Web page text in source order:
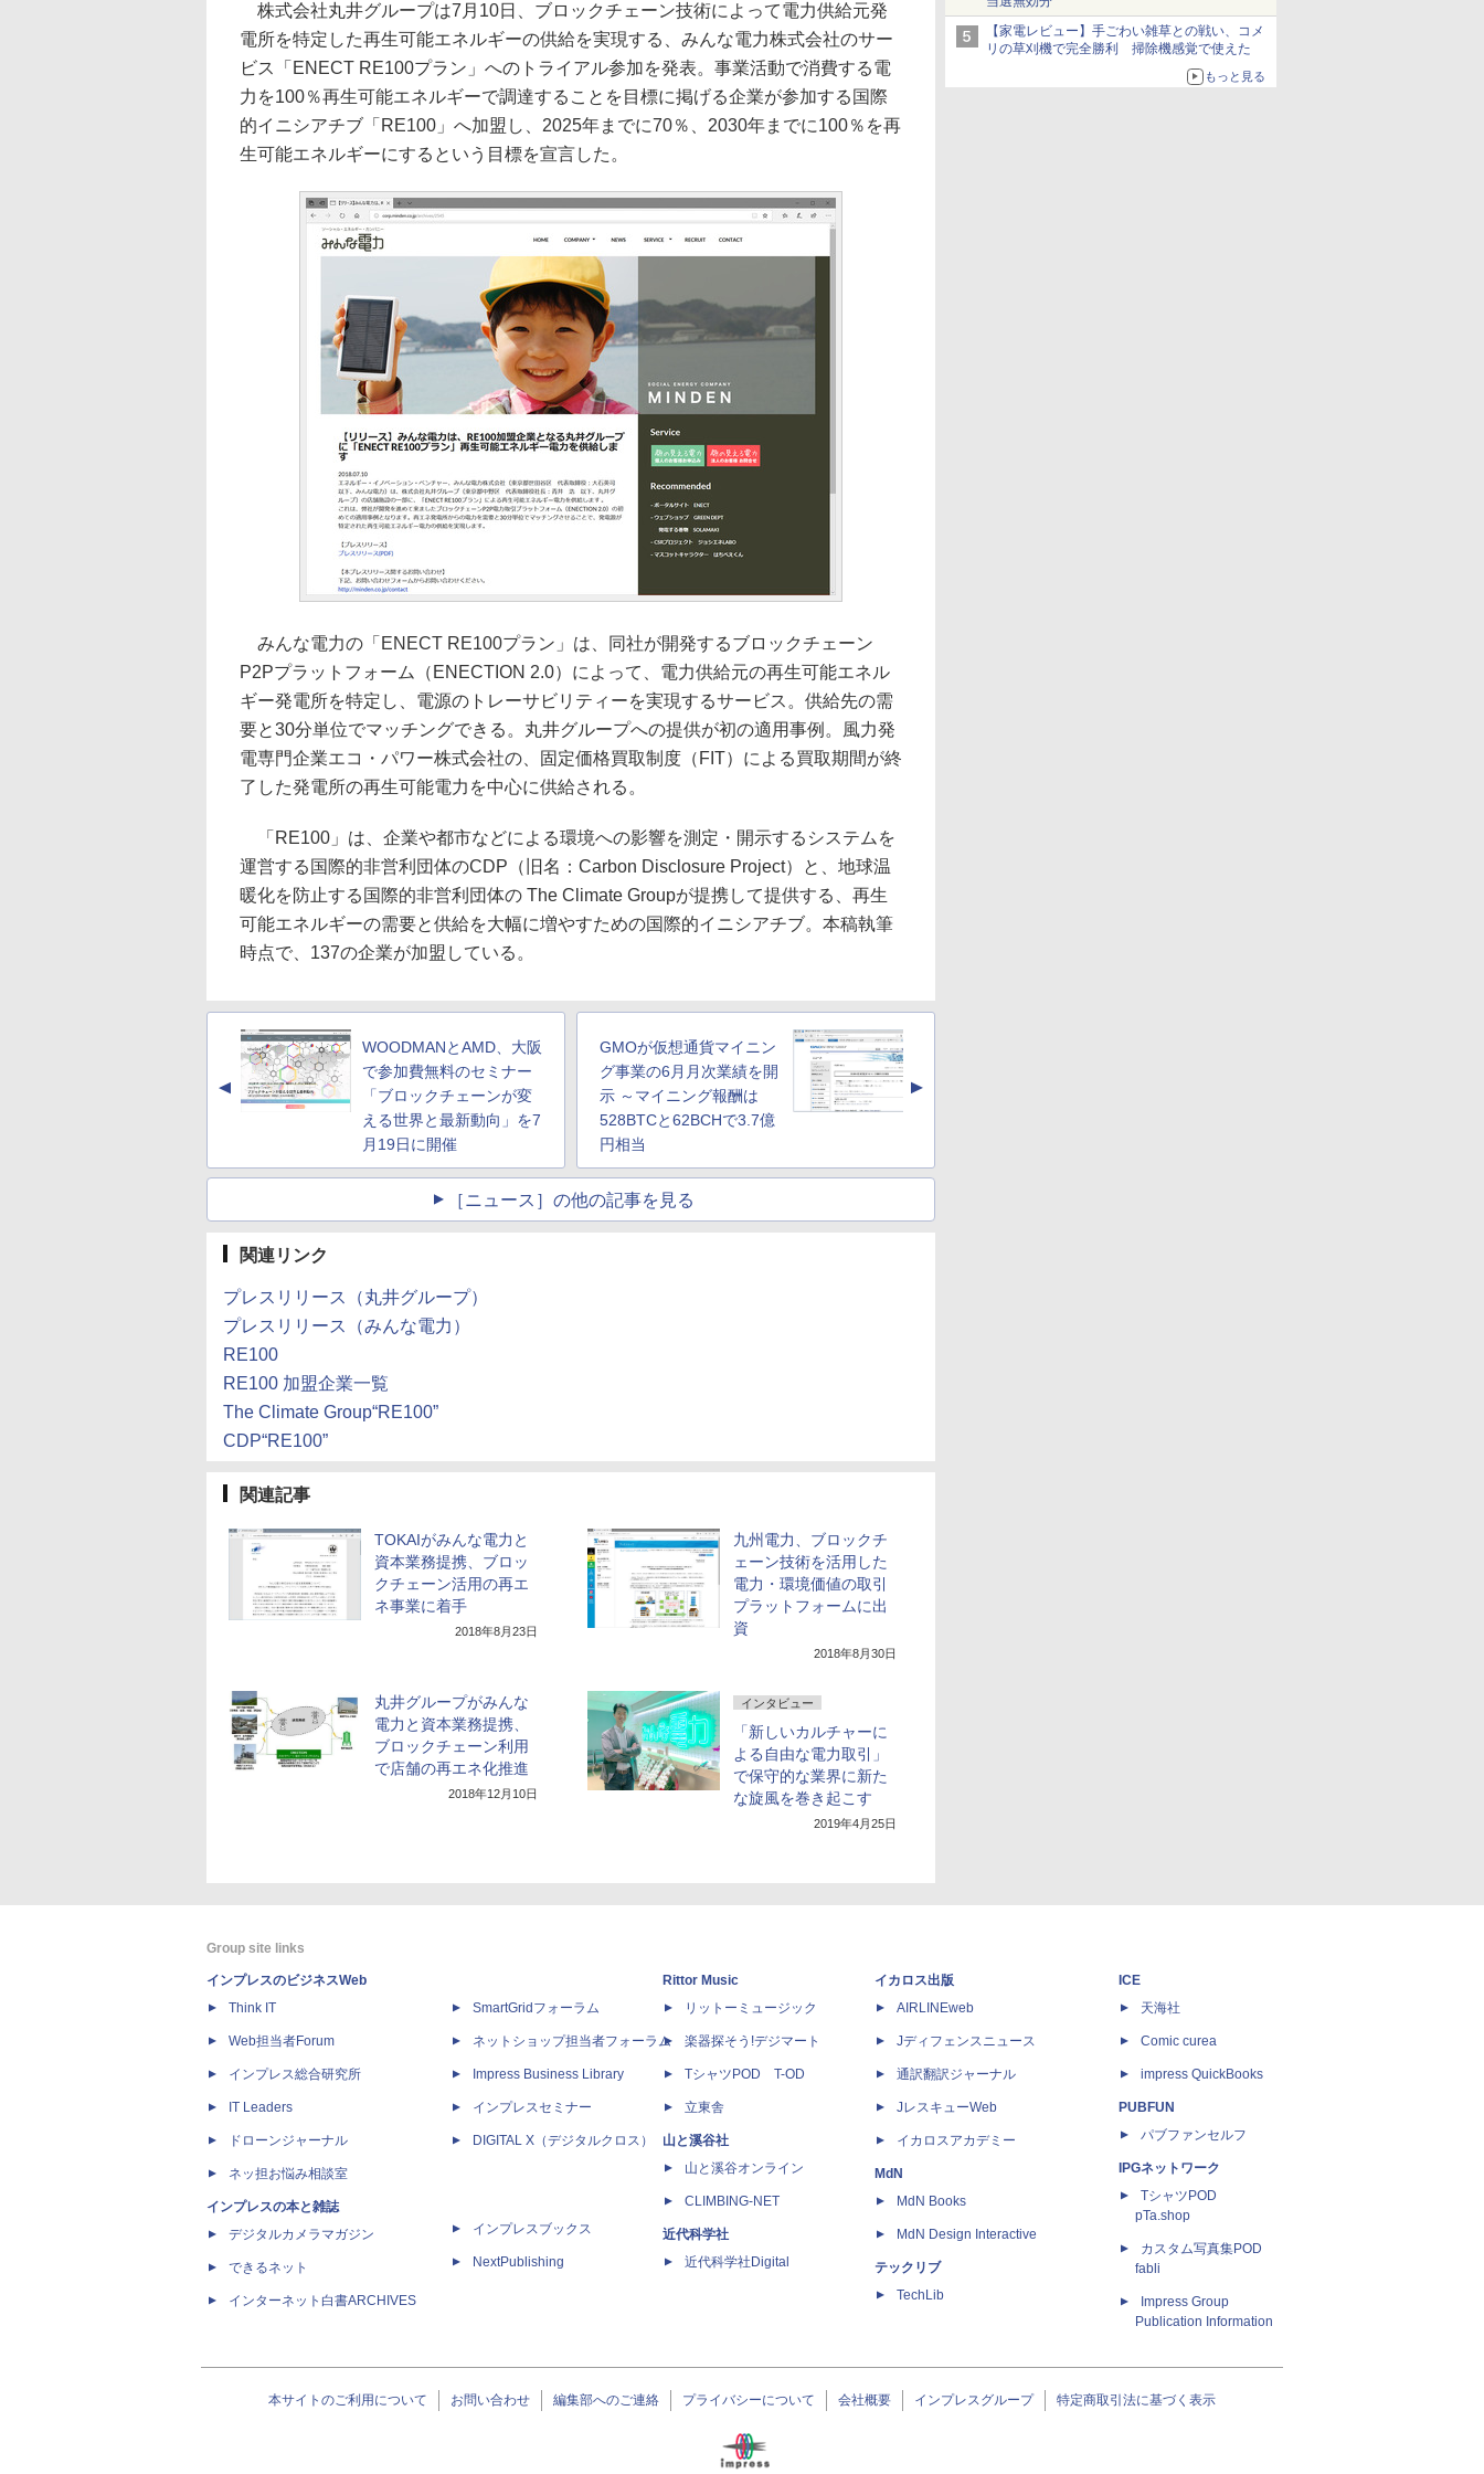
【家電レビュー】手ごわい雑草との戦い、コメ
リの草刈機で完全勝利 掃除機感覚で使えた
もっと見る
株式会社丸井グループは7月10日、ブロックチェーン技術によって電力供給元発
電所を特定した再生可能エネルギーの供給を実現する、みんな電力株式会社のサー
ビス「ENECT RE100プラン」へのトライアル参加を発表。事業活動で消費する電
力を100％再生可能エネルギーで調達することを目標に掲げる企業が参加する国際
的イニシアチブ「RE100」へ加盟し、2025年までに70％、2030年までに100％を再
生可能エネルギーにするという目標を宣言した。
みんな電力の「ENECT RE100プラン」は、同社が開発するブロックチェーン
P2Pプラットフォーム（ENECTION 2.0）によって、電力供給元の再生可能エネル
ギー発電所を特定し、電源のトレーサビリティーを実現するサービス。供給先の需
要と30分単位でマッチングできる。丸井グループへの提供が初の適用事例。風力発
電専門企業エコ・パワー株式会社の、固定価格買取制度（FIT）による買取期間が終
了した発電所の再生可能電力を中心に供給される。
「RE100」は、企業や都市などによる環境への影響を測定・開示するシステムを
運営する国際的非営利団体のCDP（旧名：Carbon Disclosure Project）と、地球温
暖化を防止する国際的非営利団体の The Climate Groupが提携して提供する、再生
可能エネルギーの需要と供給を大幅に増やすための国際的イニシアチブ。本稿執筆
時点で、137の企業が加盟している。
▲
WOODMANとAMD、大阪
で参加費無料のセミナー
「ブロックチェーンが変
える世界と最新動向」を7
月19日に開催
GMOが仮想通貨マイニン
グ事業の6月月次業績を開
示 ～マイニング報酬は
528BTCと62BCHで3.7億
円相当
▲
［ニュース］の他の記事を見る
関連リンク
プレスリリース（丸井グループ）
プレスリリース（みんな電力）
RE100
RE100 加盟企業一覧
The Climate Group“RE100”
CDP“RE100”
関連記事
TOKAIがみんな電力と
資本業務提携、ブロッ
クチェーン活用の再エ
ネ事業に着手
2018年8月23日
九州電力、ブロックチ
ェーン技術を活用した
電力・環境価値の取引
プラットフォームに出
資
2018年8月30日
丸井グループがみんな
電力と資本業務提携、
ブロックチェーン利用
で店舗の再エネ化推進
2018年12月10日
インタビュー
「新しいカルチャーに
よる自由な電力取引」
で保守的な業界に新た
な旋風を巻き起こす
2019年4月25日
Group site links
インプレスのビジネスWeb
Think IT
Web担当者Forum
インプレス総合研究所
IT Leaders
ドローンジャーナル
ネッ担お悩み相談室
インプレスの本と雑誌
デジタルカメラマガジン
できるネット
インターネット白書ARCHIVES
SmartGridフォーラム
ネットショップ担当者フォーラム
Impress Business Library
インプレスセミナー
DIGITAL X（デジタルクロス）
インプレスブックス
NextPublishing
Rittor Music
リットーミュージック
楽器探そう!デジマート
TシャツPOD T-OD
立東舎
山と溪谷社
山と溪谷オンライン
CLIMBING-NET
近代科学社
近代科学社Digital
イカロス出版
AIRLINEweb
Jディフェンスニュース
通訳翻訳ジャーナル
JレスキューWeb
イカロスアカデミー
MdN
MdN Books
MdN Design Interactive
テックリブ
TechLib
ICE
天海社
Comic curea
impress QuickBooks
PUBFUN
パブファンセルフ
IPGネットワーク
TシャツPOD
pTa.shop
カスタム写真集POD
fabli
Impress Group
Publication Information
本サイトのご利用について お問い合わせ 編集部へのご連絡 プライバシーについて 会社概要 インプレスグループ 特定商取引法に基づく表示